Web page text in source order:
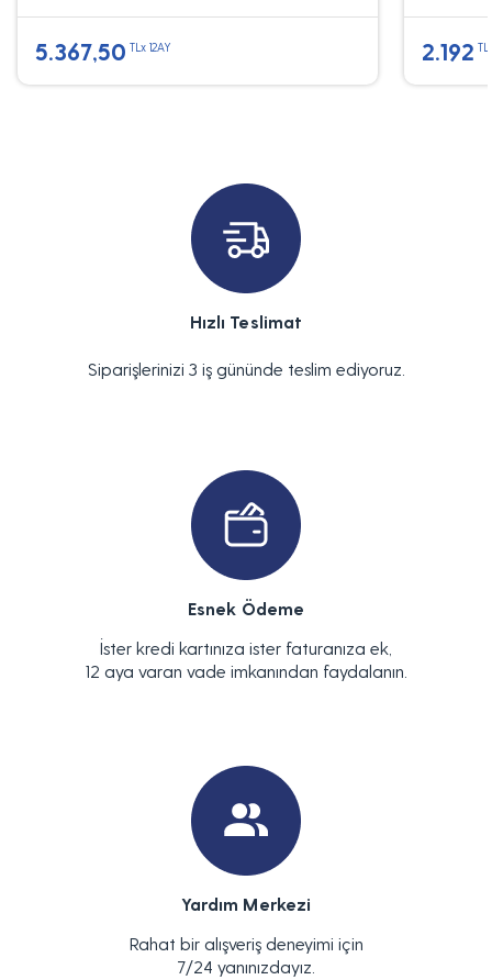
5.367,50 TLx 12AY 2.192
Hızlı Teslimat
Siparişlerinizi 3 iş gününde teslim ediyoruz.
Esnek Ödeme
İster kredi kartınıza ister faturanıza ek,
12 aya varan vade imkanından faydalanın.
Yardım Merkezi
Rahat bir alışveriş deneyimi için
7/24 yanınızdayız.